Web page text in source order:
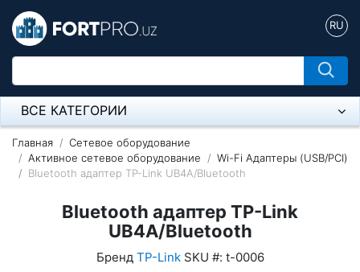
RU
ВСЕ КАТЕГОРИИ
Микрофон
Напольные розетки
Оборудование Mikrotik
Главная
Сетевое оборудование
Активное сетевое оборудование
Wi-Fi Адаптеры (USB/PCI)
Bluetooth адаптер TP-Link UB4A/Bluetooth
Bluetooth адаптер TP-Link
UB4A/Bluetooth
Бренд TP-Link SKU #: t-0006